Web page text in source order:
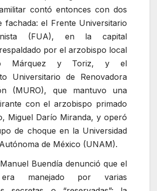
contó entonces con dos
fachada: el Frente Universitario
(FUA), en la capital
por el arzobispo local
Márquez y Toriz, y el
Universitario de Renovadora
(MURO), que mantuvo una
con el arzobispo primado
Miguel Darío Miranda, y operó
de choque en la Universidad
de México (UNAM).
Buendía denunció que el
manejado por varias